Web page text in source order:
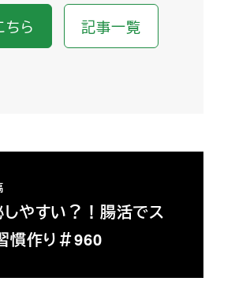
ちら 記事一覧
やすい？！腸活でス
慣作り＃960